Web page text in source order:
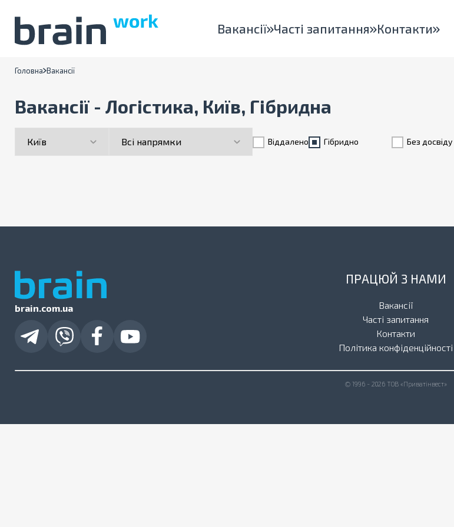
Вакансії Часті запитання Контакти
Головна Вакансії
Вакансії - Логістика, Київ, Гібридна
Віддалено Гiбридно Без досвіду
brain.com.ua
ПРАЦЮЙ З НАМИ
Вакансії
Часті запитання
Контакти
Політика конфіденційності
© 1996 - 2026 ТОВ «Приватінвест»